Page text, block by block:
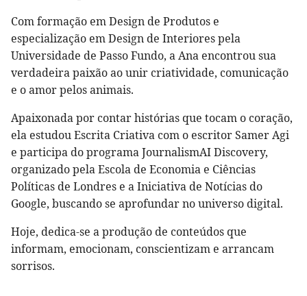
Com formação em Design de Produtos e
especialização em Design de Interiores pela
Universidade de Passo Fundo, a Ana encontrou sua
verdadeira paixão ao unir criatividade, comunicação
e o amor pelos animais.
Apaixonada por contar histórias que tocam o coração,
ela estudou Escrita Criativa com o escritor Samer Agi
e participa do programa JournalismAI Discovery,
organizado pela Escola de Economia e Ciências
Políticas de Londres e a Iniciativa de Notícias do
Google, buscando se aprofundar no universo digital.
Hoje, dedica-se a produção de conteúdos que
informam, emocionam, conscientizam e arrancam
sorrisos.